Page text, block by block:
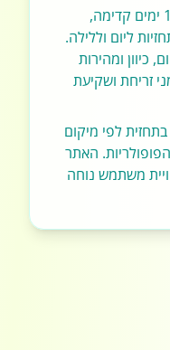
באתר תוכלו למצוא תחזית לעד 14 ימים קדימה,
ליום וללילה.
כיוון ומהירות
זריחת ושקיעת
לפי מיקום
האתר
משתמש נוחה